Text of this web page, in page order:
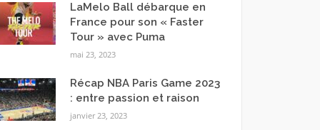
LaMelo Ball débarque en
France pour son « Faster
Tour » avec Puma
mai 23, 2023
Récap NBA Paris Game 2023
: entre passion et raison
janvier 23, 2023